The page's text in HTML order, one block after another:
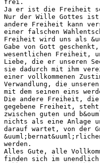
frei.
Ja er ist die Freiheit
Nur der Wille Gottes
andere Freiheit kann
einer falschen
Freiheit wird uns als
Gabe von Gott
wesentlichen Freiheit,
Liebe, die er unseren
sie dadurch mit ihm
einer vollkommenen
Verwandlung, die
mit dem seinen eins
Die andere Freiheit, die
gegebene Freiheit,
zwischen guten und
nichts als eine Anlage
darauf wartet, von der
werden.
Alles Gute, alle
finden sich im unendlich